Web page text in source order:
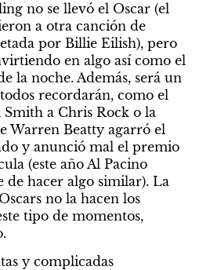
no se llevó el Oscar (el
premio se lo dieron a otra canción de
por Billie Eilish), pero
en algo así como el
la noche. Además, será un
recordarán, como el
Smith a Chris Rock o la
Warren Beatty agarró el
y anunció mal el premio
(este año Al Pacino
de hacer algo similar). La
no la hacen los
tipo de momentos,
y complicadas